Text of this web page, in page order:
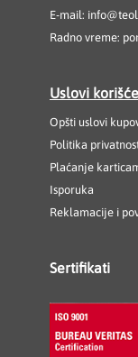
E-mail:
Radno vreme:
Uslovi
Opšti uslovi
Politika
Plaćanje
Isporuka
Reklamacije i
Sertifikati